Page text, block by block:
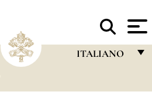
ITALIANO